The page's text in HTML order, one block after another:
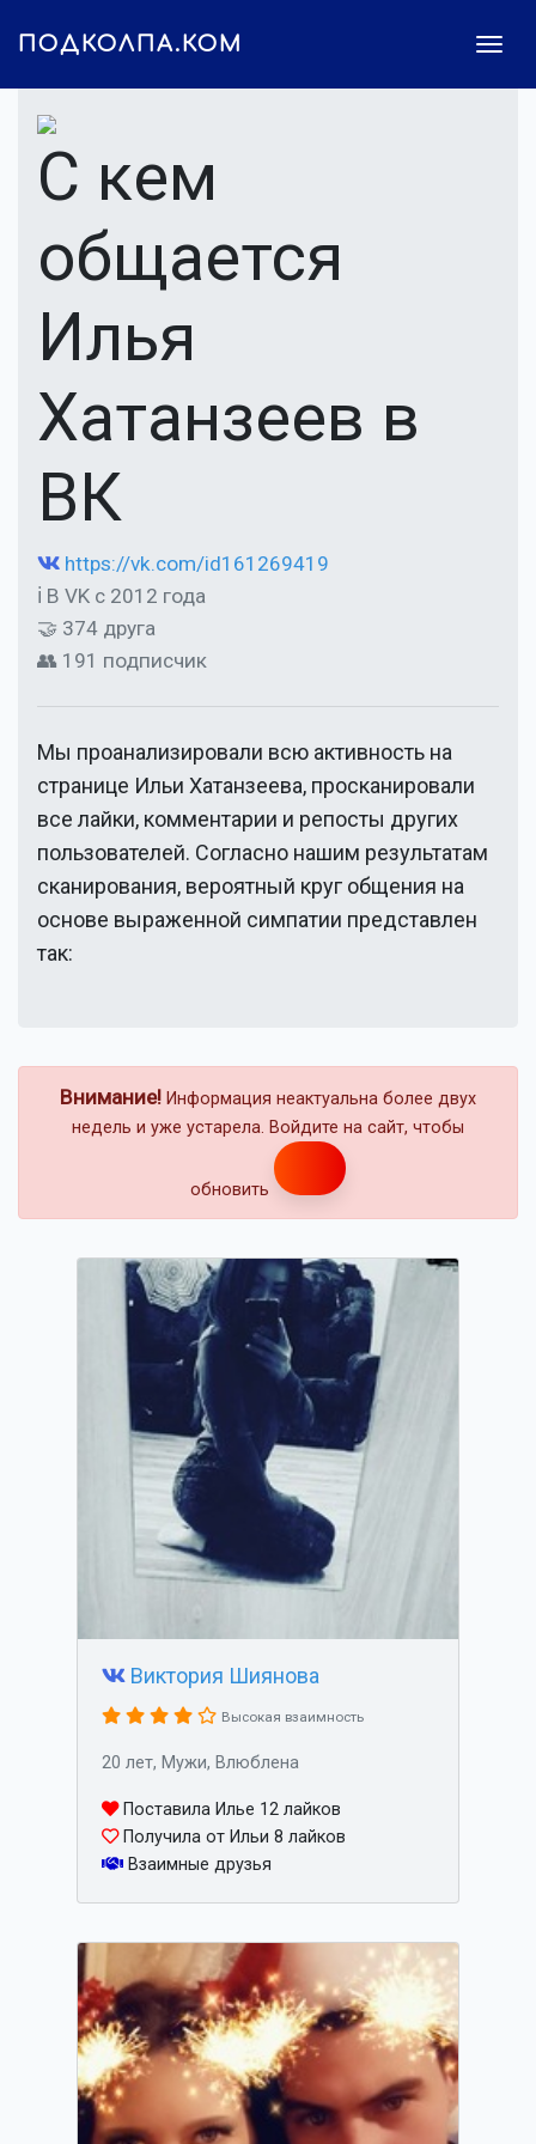
ПОДКОЛПА.КОМ
С кем
общается
Илья
Хатанзеев в
ВК
https://vk.com/id161269419
ℹ В VK с 2012 года
🤝 374 друга
👥 191 подписчик
Мы проанализировали всю активность на
странице Ильи Хатанзеева, просканировали
все лайки, комментарии и репосты других
пользователей. Согласно нашим результатам
сканирования, вероятный круг общения на
основе выраженной симпатии представлен
так:
Внимание! Информация неактуальна более двух
недель и уже устарела. Войдите на сайт, чтобы
обновить
Виктория Шиянова
Высокая взаимность
20 лет, Мужи, Влюблена
Поставила Илье 12 лайков
Получила от Ильи 8 лайков
Взаимные друзья